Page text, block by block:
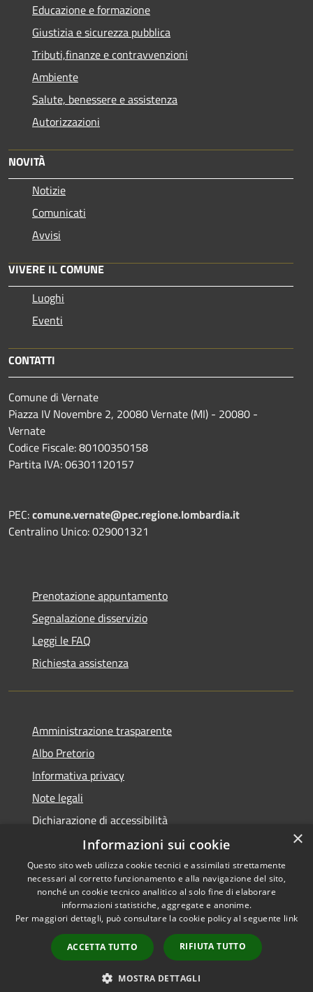
Educazione e formazione
Giustizia e sicurezza pubblica
Tributi,finanze e contravvenzioni
Ambiente
Salute, benessere e assistenza
Autorizzazioni
NOVITÀ
Notizie
Comunicati
Avvisi
VIVERE IL COMUNE
Luoghi
Eventi
CONTATTI
Comune di Vernate
Piazza IV Novembre 2, 20080 Vernate (MI) - 20080 -
Vernate
Codice Fiscale: 80100350158
Partita IVA: 06301120157
PEC:comune.vernate@pec.regione.lombardia.it
Centralino Unico: 029001321
Prenotazione appuntamento
Segnalazione disservizio
Leggi le FAQ
Richiesta assistenza
Amministrazione trasparente
Albo Pretorio
Informativa privacy
Note legali
Dichiarazione di accessibilità
Accessibilità
Privacy
Mappa del sito
×
Informazioni sui cookie
Questo sito web utilizza cookie tecnici e assimilati strettamente
necessari al corretto funzionamento e alla navigazione del sito,
nonché un cookie tecnico analitico al solo fine di elaborare
informazioni statistiche, aggregate e anonime.
Per maggiori dettagli, può consultare la cookie policy al seguente link
ACCETTA TUTTO RIFIUTA TUTTO
MOSTRA DETTAGLI